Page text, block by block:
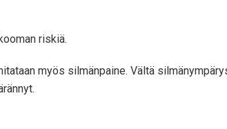
riskiä.
myös silmänpaine. Vältä